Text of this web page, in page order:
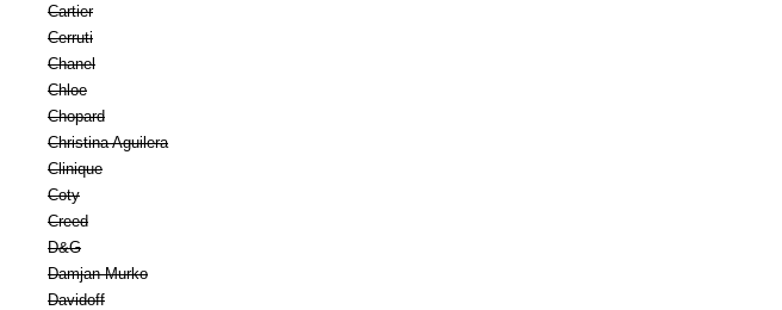
Cartier
Cerruti
Chanel
Chloe
Chopard
Christina Aguilera
Clinique
Coty
Creed
D&G
Damjan Murko
Davidoff